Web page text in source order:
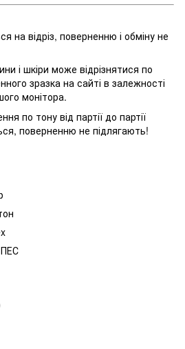
на відріз, поверненню і обміну не
і шкіри може відрізнятися по
зразка на сайті в залежності
монітора.
по тону від партії до партії
поверненню не підлягають!